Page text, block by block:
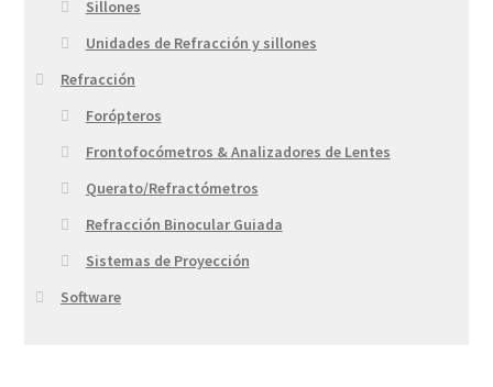
Sillones
Unidades de Refracción y sillones
Refracción
Forópteros
Frontofocómetros & Analizadores de Lentes
Querato/Refractómetros
Refracción Binocular Guiada
Sistemas de Proyección
Software